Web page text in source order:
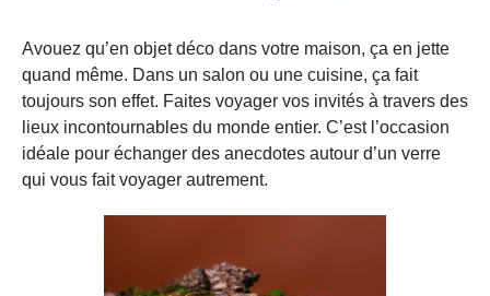
Avouez qu’en objet déco dans votre maison, ça en jette
quand même. Dans un salon ou une cuisine, ça fait
toujours son effet. Faites voyager vos invités à travers des
lieux incontournables du monde entier. C’est l’occasion
idéale pour échanger des anecdotes autour d’un verre
qui vous fait voyager autrement.